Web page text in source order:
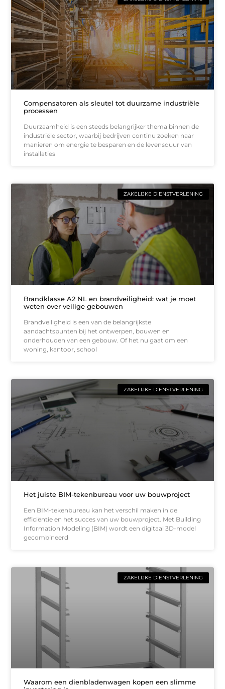
Compensatoren als sleutel tot duurzame industriële
processen
Duurzaamheid is een steeds belangrijker thema binnen de
industriële sector, waarbij bedrijven continu zoeken naar
manieren om energie te besparen en de levensduur van
installaties
ZAKELIJKE DIENSTVERLENING
Brandklasse A2 NL en brandveiligheid: wat je moet
weten over veilige gebouwen
Brandveiligheid is een van de belangrijkste
aandachtspunten bij het ontwerpen, bouwen en
onderhouden van een gebouw. Of het nu gaat om een
woning, kantoor, school
ZAKELIJKE DIENSTVERLENING
Het juiste BIM-tekenbureau voor uw bouwproject
Een BIM-tekenbureau kan het verschil maken in de
efficiëntie en het succes van uw bouwproject. Met Building
Information Modeling (BIM) wordt een digitaal 3D-model
gecombineerd
ZAKELIJKE DIENSTVERLENING
Waarom een dienbladenwagen kopen een slimme